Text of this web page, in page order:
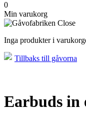
0
Min varukorg
Inga produkter i
Tillbaks till gåvorna
Earbuds in